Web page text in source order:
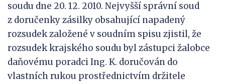
soudu dne 20. 12. 2010. Nejvyšší správní soud
z doručenky zásilky obsahující napadený
rozsudek založené v soudním spisu zjistil, že
rozsudek krajského soudu byl zástupci žalobce
daňovému poradci Ing. K. doručován do
vlastních rukou prostřednictvím držitele